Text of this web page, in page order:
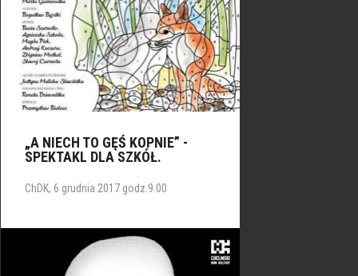
„A NIECH TO GĘŚ KOPNIE” -
SPEKTAKL DLA SZKÓŁ.
ChDK, 6 grudnia 2017 godz.9.00